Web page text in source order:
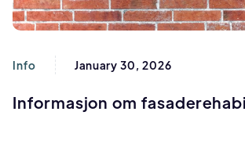
Info January 30, 2026
Informasjon om